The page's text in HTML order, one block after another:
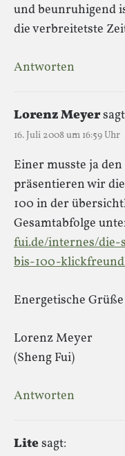
und beunruhigend
die verbreitetste
Antworten
Lorenz Meyer
16. Juli 2008 um 16:59 Uhr
Einer musste ja
präsentieren wir
100 in der
Gesamtabfolge
fui.de/internes/
bis-100-
Energetische
Lorenz Meyer
(Sheng Fui)
Antworten
Litesagt: